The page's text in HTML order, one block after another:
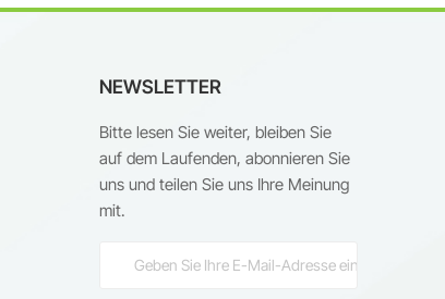
NEWSLETTER
Bitte lesen Sie weiter, bleiben Sie
auf dem Laufenden, abonnieren Sie
uns und teilen Sie uns Ihre Meinung
mit.